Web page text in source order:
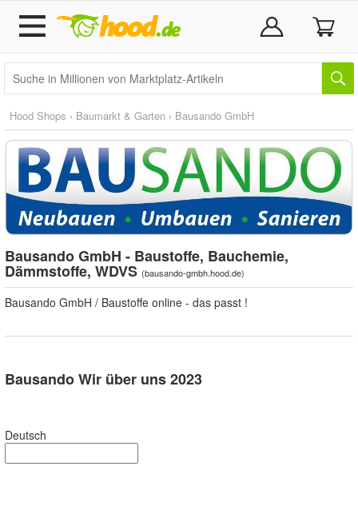
Hood Shops › Baumarkt & Garten › Bausando GmbH
Bausando GmbH - Baustoffe, Bauchemie,
Dämmstoffe, WDVS (bausando-gmbh.hood.de)
Bausando GmbH / Baustoffe online - das passt !
Bausando Wir über uns 2023
Deutsch